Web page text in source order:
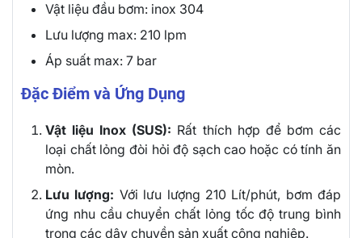
Vật liệu đầu bơm: inox 304
Lưu lượng max: 210 lpm
Áp suất max: 7 bar
Đặc Điểm và Ứng Dụng
Vật liệu Inox (SUS): Rất thích hợp để bơm các
loại chất lỏng đòi hỏi độ sạch cao hoặc có tính ăn
mòn.
Lưu lượng: Với lưu lượng 210 Lít/phút, bơm đáp
ứng nhu cầu chuyển chất lỏng tốc độ trung bình
trong các dây chuyền sản xuất công nghiệp.